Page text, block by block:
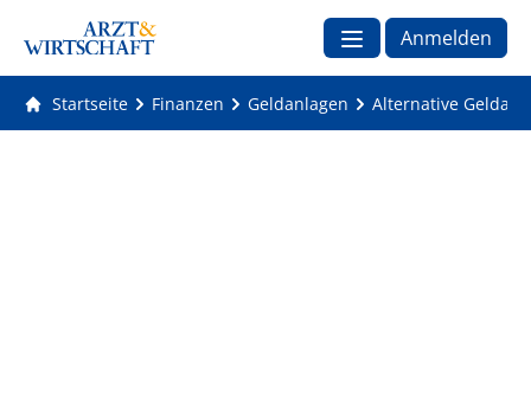
Anmelden
Startseite Finanzen Geldanlagen Alternative